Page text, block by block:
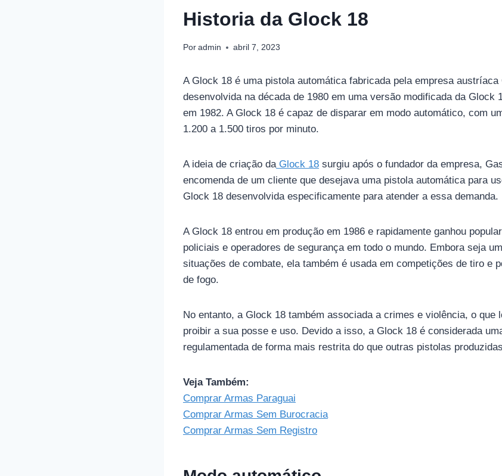
Historia da Glock 18
Por admin abril 7, 2023
A Glock 18 é uma pistola automática fabricada pela empresa
desenvolvida na década de 1980 em uma versão modificada da Glock
em 1982. A Glock 18 é capaz de disparar em modo automático, com
1.200 a 1.500 tiros por minuto.
A ideia de criação daGlock 18 surgiu após o fundador da empresa,
encomenda de um cliente que desejava uma pistola automática para
Glock 18 desenvolvida especificamente para atender a essa demanda.
A Glock 18 entrou em produção em 1986 e rapidamente ganhou
policiais e operadores de segurança em todo o mundo. Embora seja
situações de combate, ela também é usada em competições de tiro e
de fogo.
No entanto, a Glock 18 também associada a crimes e violência, o que
proibir a sua posse e uso. Devido a isso, a Glock 18 é considerada
regulamentada de forma mais restrita do que outras pistolas
Veja Também:
Comprar Armas Paraguai
Comprar Armas Sem Burocracia
Comprar Armas Sem Registro